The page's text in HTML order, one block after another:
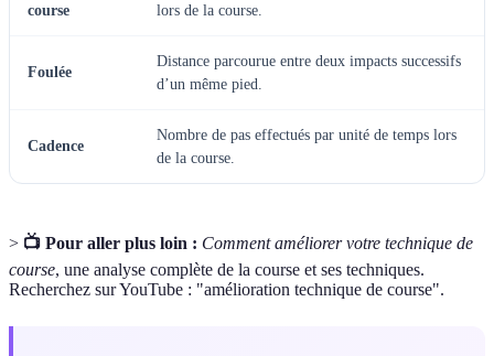
course
lors de la course.
Foulée
Distance parcourue entre deux impacts successifs
d’un même pied.
Cadence
Nombre de pas effectués par unité de temps lors
de la course.
> 📺 Pour aller plus loin : Comment améliorer votre technique de
course, une analyse complète de la course et ses techniques.
Recherchez sur YouTube : "amélioration technique de course".